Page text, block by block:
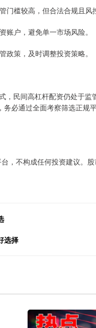
门槛较高，但合法合规且风
账户，避免单一市场风险。
政策，及时调整投资策略。
，民间高杠杆配资仍处于
必通过全面考察筛选正
，不构成任何投资建议。
选择